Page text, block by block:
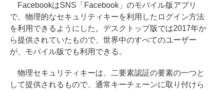
FacebookはSNS「Facebook」のモバイル版アプリ
で、物理的なセキュリティキーを利用したログイン方法
を利用できるようにした。デスクトップ版では2017年か
ら提供されていたもので、世界中のすべてのユーザー
が、モバイル版でも利用できる。
物理セキュリティキーは、二要素認証の要素の一つと
して提供されるもので、通常キーチェーンに取り付けら